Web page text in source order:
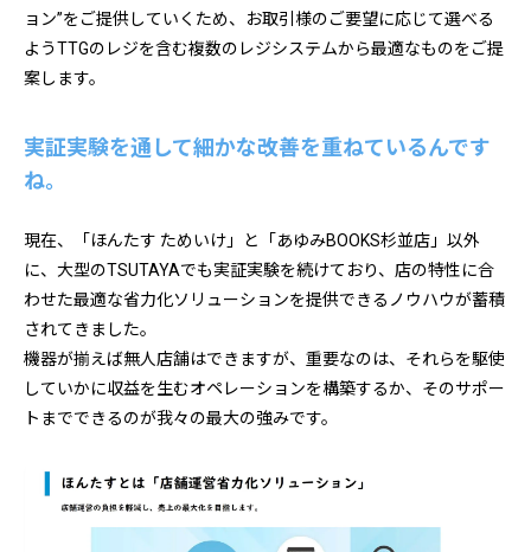
ョン”をご提供していくため、お取引様のご要望に応じて選べる
ようTTGのレジを含む複数のレジシステムから最適なものをご提
案します。
実証実験を通して細かな改善を重ねているんです
ね。
現在、「ほんたす ためいけ」と「あゆみBOOKS杉並店」以外
に、大型のTSUTAYAでも実証実験を続けており、店の特性に合
わせた最適な省力化ソリューションを提供できるノウハウが蓄積
されてきました。
機器が揃えば無人店舗はできますが、重要なのは、それらを駆使
していかに収益を生むオペレーションを構築するか、そのサポー
トまでできるのが我々の最大の強みです。